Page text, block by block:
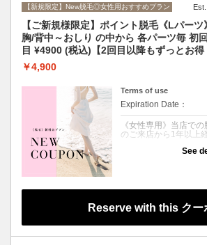
太くてしぶといVIOの
１回目から効果実感す
毛機《LUMIX-A9X》
がら、お得に脱毛し
さい。 ※シェービング
ションの追加をお願い
施術が可能です◎
【新規限定】New脱毛◎女性用おすすめプラン
【ご新規様限定】ポイント脱毛《Lパー
胸/背中～おしり の中から 各パーツ毎 初
目 ¥4900 (税込)【2回目以降もずっとお得
￥4,900
Terms of use
Expiration Date：
《女性専用》当店で
のご来店から1年以上
※挙式やブライダルフ
合ったメニューが見つ
身脱毛をしていて、少
という方も多いのでは
See
Reserve with this クー